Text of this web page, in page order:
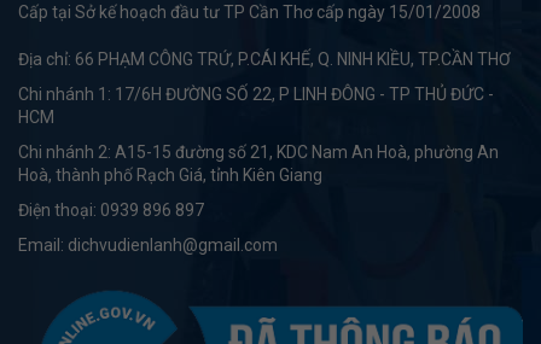
Cấp tại Sở kế hoạch đầu tư TP Cần Thơ cấp ngày 15/01/2008
Địa chỉ: 66 PHẠM CÔNG TRỨ, P.CÁI KHẾ, Q. NINH KIỀU, TP.CẦN THƠ
Chi nhánh 1: 17/6H ĐƯỜNG SỐ 22, P LINH ĐÔNG - TP THỦ ĐỨC -
HCM
Chi nhánh 2: A15-15 đường số 21, KDC Nam An Hoà, phường An
Hoà, thành phố Rạch Giá, tỉnh Kiên Giang
Điện thoại: 0939 896 897
Email: dichvudienlanh@gmail.com